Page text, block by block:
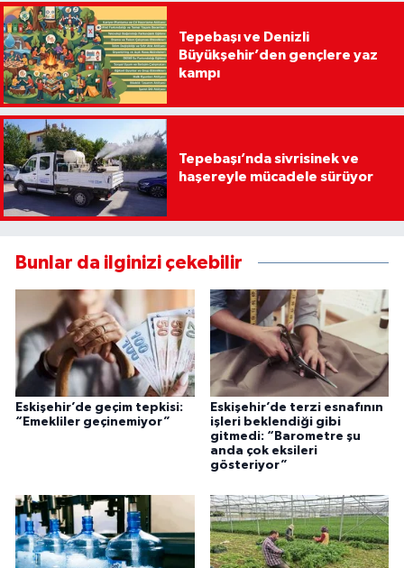
Tepebaşı ve Denizli
Büyükşehir’den gençlere yaz
kampı
Tepebaşı’nda sivrisinek ve
haşereyle mücadele sürüyor
Bunlar da ilginizi çekebilir
Eskişehir’de geçim tepkisi:
“Emekliler geçinemiyor”
Eskişehir’de terzi esnafının
işleri beklendiği gibi
gitmedi: “Barometre şu
anda çok eksileri
gösteriyor”